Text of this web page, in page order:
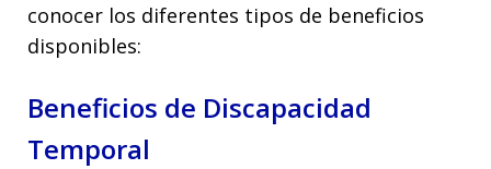
conocer los diferentes tipos de beneficios
disponibles:
Beneficios de Discapacidad
Temporal